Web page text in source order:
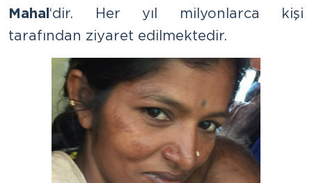
Mahal‘dir. Her yıl milyonlarca kişi
tarafından ziyaret edilmektedir.